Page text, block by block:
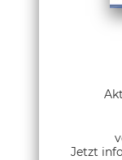
Jetzt